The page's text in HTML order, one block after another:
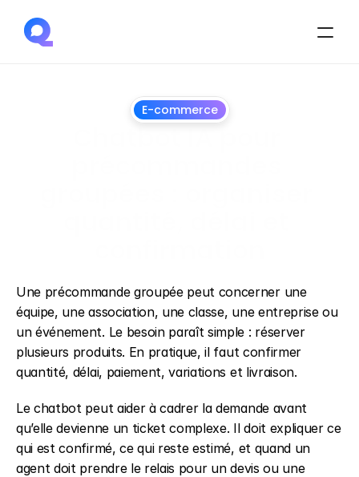
E-commerce
Une précommande groupée peut concerner une
équipe, une association, une classe, une entreprise ou
un événement. Le besoin paraît simple : réserver
plusieurs produits. En pratique, il faut confirmer
quantité, délai, paiement, variations et livraison.
Le chatbot peut aider à cadrer la demande avant
qu’elle devienne un ticket complexe. Il doit expliquer ce
qui est confirmé, ce qui reste estimé, et quand un
agent doit prendre le relais pour un devis ou une